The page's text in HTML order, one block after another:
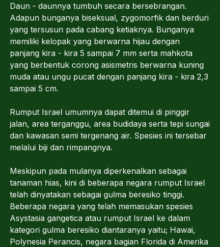
Daun - daunnya tumbuh secara bersebrangan.
Adapun bunganya biseksual, zygomorfik dan berduri
yang tersusun pada cabang ketiaknya. Bunganya
memiliki kelopak yang berwarna hijau dengan
panjang kira - kira 5 sampai 7 mm serta mahkota
yang berbentuk corong asismetris berwarna kuning
muda atau ungu pucat dengan panjang kira - kira 2,3
sampai 5 cm.
Rumput Israel umumnya dapat ditemui di pinggir
jalan, area terganggu, area budidaya serta tepi sungai
dan kawasan semi tergenang air. Spesies ini tersebar
melalui biji dan rimpangnya.
Meskipun pada mulanya diperkenalkan sebagai
tanaman hias, kini di beberapa negara rumput Israel
telah dinyatakan sebagai gulma beresiko tinggi.
Beberapa negara yang telah memasukan spesies
Asystasia gangetica atau rumput Israel ke dalam
kategori gulma beresiko diantaranya yaitu; Hawai,
Polynesia Perancis, negara bagian Florida di Amerika